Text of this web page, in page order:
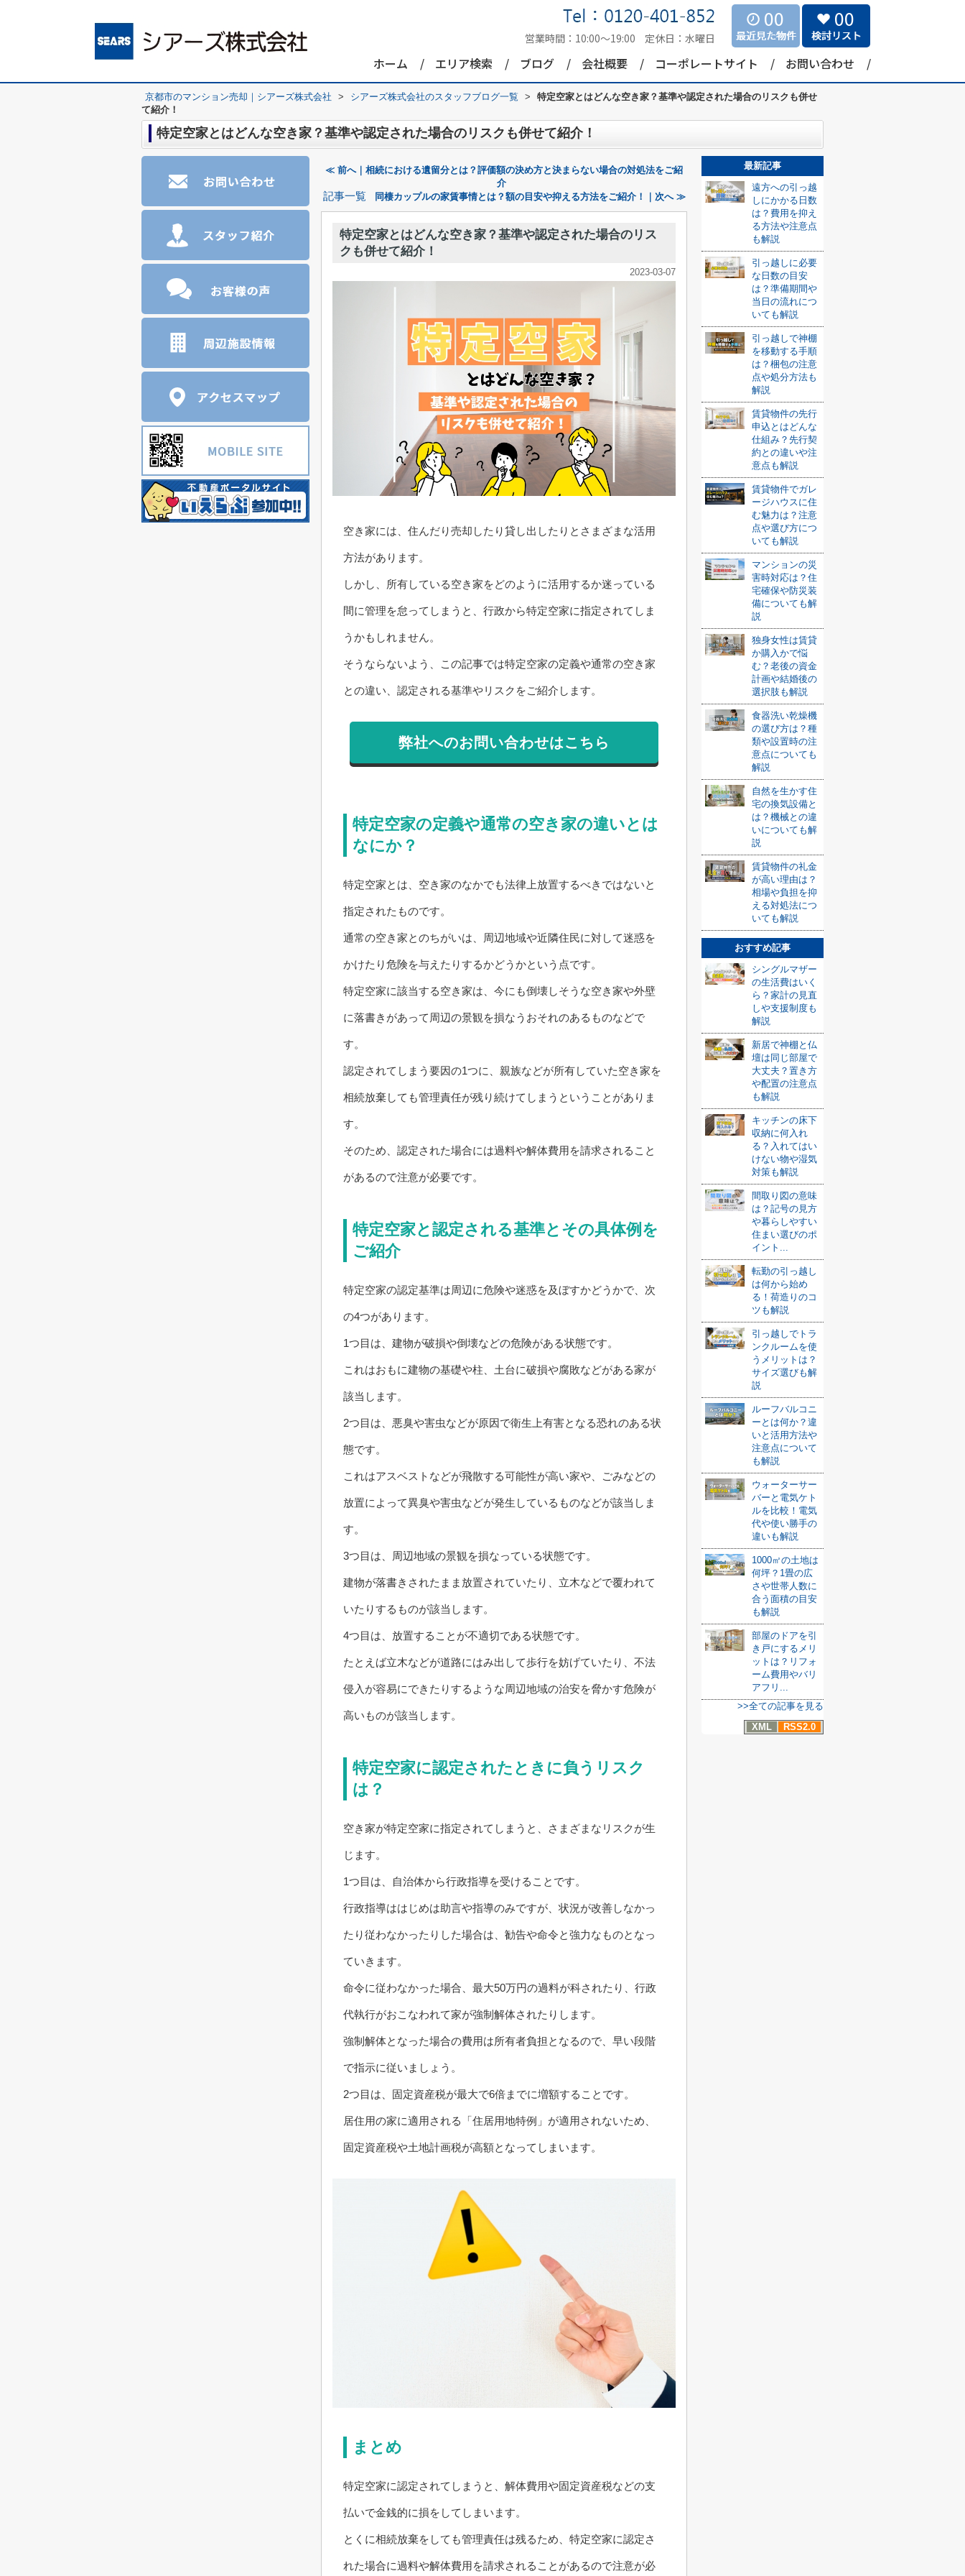
営業時間： 10:00～19:00 定休日： 水曜日
00 00
ホーム エリア検索 ブログ 会社概要 コーポレートサイト お問い合わせ
京都市のマンション売却｜シアーズ株式会社 > シアーズ株式会社のスタッフブログ一覧 >
特定空家とはどんな空き家？基準や認定された場合のリスクも併せ
て紹介！
特定空家とはどんな空き家？基準や認定された場合のリスクも併せて紹介！
≪ 前へ｜相続における遺留分とは？評価額の決め方と決まらない場合の対処法をご紹
介
記事一覧 同棲カップルの家賃事情とは？額の目安や抑える方法をご紹介！｜次へ ≫
特定空家とはどんな空き家？基準や認定された場合のリス
クも併せて紹介！
2023-03-07
空き家には、住んだり売却したり貸し出したりとさまざまな活用
方法があります。
しかし、所有している空き家をどのように活用するか迷っている
間に管理を怠ってしまうと、行政から特定空家に指定されてしま
うかもしれません。
そうならないよう、この記事では特定空家の定義や通常の空き家
との違い、認定される基準やリスクをご紹介します。
弊社へのお問い合わせはこちら
特定空家の定義や通常の空き家の違いとは
なにか？
特定空家とは、空き家のなかでも法律上放置するべきではないと
指定されたものです。
通常の空き家とのちがいは、周辺地域や近隣住民に対して迷惑を
かけたり危険を与えたりするかどうかという点です。
特定空家に該当する空き家は、今にも倒壊しそうな空き家や外壁
に落書きがあって周辺の景観を損なうおそれのあるものなどで
す。
認定されてしまう要因の1つに、親族などが所有していた空き家を
相続放棄しても管理責任が残り続けてしまうということがありま
す。
そのため、認定された場合には過料や解体費用を請求されること
があるので注意が必要です。
特定空家と認定される基準とその具体例を
ご紹介
特定空家の認定基準は周辺に危険や迷惑を及ぼすかどうかで、次
の4つがあります。
1つ目は、建物が破損や倒壊などの危険がある状態です。
これはおもに建物の基礎や柱、土台に破損や腐敗などがある家が
該当します。
2つ目は、悪臭や害虫などが原因で衛生上有害となる恐れのある状
態です。
これはアスベストなどが飛散する可能性が高い家や、ごみなどの
放置によって異臭や害虫などが発生しているものなどが該当しま
す。
3つ目は、周辺地域の景観を損なっている状態です。
建物が落書きされたまま放置されていたり、立木などで覆われて
いたりするものが該当します。
4つ目は、放置することが不適切である状態です。
たとえば立木などが道路にはみ出して歩行を妨げていたり、不法
侵入が容易にできたりするような周辺地域の治安を脅かす危険が
高いものが該当します。
特定空家に認定されたときに負うリスク
は？
空き家が特定空家に指定されてしまうと、さまざまなリスクが生
じます。
1つ目は、自治体から行政指導を受けることです。
行政指導ははじめは助言や指導のみですが、状況が改善しなかっ
たり従わなかったりした場合は、勧告や命令と強力なものとなっ
ていきます。
命令に従わなかった場合、最大50万円の過料が科されたり、行政
代執行がおこなわれて家が強制解体されたりします。
強制解体となった場合の費用は所有者負担となるので、早い段階
で指示に従いましょう。
2つ目は、固定資産税が最大で6倍までに増額することです。
居住用の家に適用される「住居用地特例」が適用されないため、
固定資産税や土地計画税が高額となってしまいます。
まとめ
特定空家に認定されてしまうと、解体費用や固定資産税などの支
払いで金銭的に損をしてしまいます。
とくに相続放棄をしても管理責任は残るため、特定空家に認定さ
れた場合に過料や解体費用を請求されることがあるので注意が必
最新記事
遠方への引っ越
しにかかる日数
は？費用を抑え
る方法や注意点
も解説
引っ越しに必要
な日数の目安
は？準備期間や
当日の流れにつ
いても解説
引っ越しで神棚
を移動する手順
は？梱包の注意
点や処分方法も
解説
賃貸物件の先行
申込とはどんな
仕組み？先行契
約との違いや注
意点も解説
賃貸物件でガレ
ージハウスに住
む魅力は？注意
点や選び方につ
いても解説
マンションの災
害時対応は？住
宅確保や防災装
備についても解
説
独身女性は賃貸
か購入かで悩
む？老後の資金
計画や結婚後の
選択肢も解説
食器洗い乾燥機
の選び方は？種
類や設置時の注
意点についても
解説
自然を生かす住
宅の換気設備と
は？機械との違
いについても解
説
賃貸物件の礼金
が高い理由は？
相場や負担を抑
える対処法につ
いても解説
おすすめ記事
シングルマザー
の生活費はいく
ら？家計の見直
しや支援制度も
解説
新居で神棚と仏
壇は同じ部屋で
大丈夫？置き方
や配置の注意点
も解説
キッチンの床下
収納に何入れ
る？入れてはい
けない物や湿気
対策も解説
間取り図の意味
は？記号の見方
や暮らしやすい
住まい選びのポ
イント...
転勤の引っ越し
は何から始め
る！荷造りのコ
ツも解説
引っ越しでトラ
ンクルームを使
うメリットは？
サイズ選びも解
説
ルーフバルコニ
ーとは何か？違
いと活用方法や
注意点について
も解説
ウォーターサー
バーと電気ケト
ルを比較！電気
代や使い勝手の
違いも解説
1000㎡の土地は
何坪？1畳の広
さや世帯人数に
合う面積の目安
も解説
部屋のドアを引
き戸にするメリ
ットは？リフォ
ーム費用やバリ
アフリ...
>>全ての記事を見る
XML
RSS2.0